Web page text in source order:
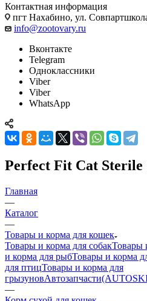
Контактная информация
пгт Нахабино, ул.
info@zootovary.ru
Вконтакте
Telegram
Одноклассники
Viber
Viber
WhatsApp
Perfect Fit Cat Sterile
Главная
—
Каталог
—
Товары и корма для кошек
Товары и корма для собакТовары
и корма для рыбТовары и корма
для птицТовары и корма для
грызунов
—